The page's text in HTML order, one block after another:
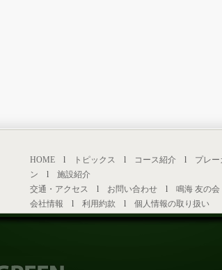
HOME l トピックス l コース紹介 l プレー
ン l 施設紹介
交通・アクセス l お問い合わせ l 鳴海 友の会
会社情報 l 利用約款 l 個人情報の取り扱い